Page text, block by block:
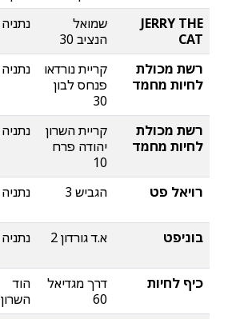
JERRY THE
CAT
שמואל
הנציב 30
נתניה
רשת מכולת
לחיות מחמד
קריית נורדאו
פנחס לבון
30
נתניה
רשת מכולת
לחיות מחמד
קריית השרון
יהודה פרח
10
נתניה
רויאל פט
הגביש 3 נתניה
בוניפט
א.ד גורדון 2 נתניה
כיף לחיות
דרך מגדיאל
60
הוד
השרון